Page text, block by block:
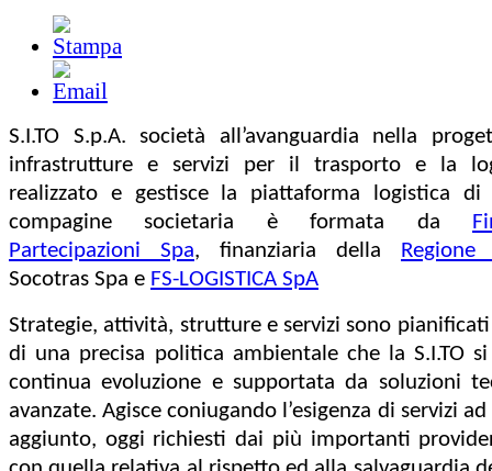
S.I.TO S.p.A. società all’avanguardia nella
infrastrutture e servizi per il trasporto e la
realizzato e gestisce la piattaforma logistica di
compagine societaria è formata da
Partecipazioni Spa, finanziaria della Regione
Socotras Spa e FS-LOGISTICA SpA
Strategie, attività, strutture e servizi sono
di una precisa politica ambientale che la S.I.TO
continua evoluzione e supportata da soluzioni
avanzate. Agisce coniugando l’esigenza di servizi
aggiunto, oggi richiesti dai più importanti